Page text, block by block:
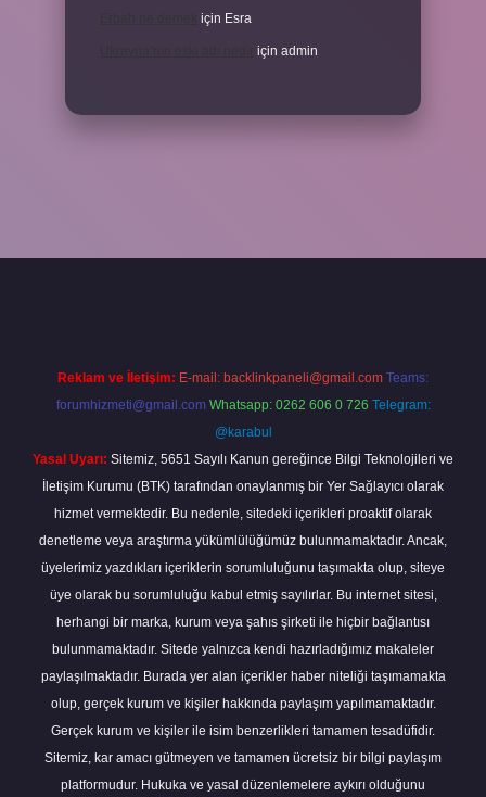
için Esra
için admin
Reklam ve İletişim: E-mail: backlinkpaneli@gmail.com Teams:
forumhizmeti@gmail.com Whatsapp: 0262 606 0 726 Telegram:
@karabul
Yasal Uyarı: Sitemiz, 5651 Sayılı Kanun gereğince Bilgi Teknolojileri ve
İletişim Kurumu (BTK) tarafından onaylanmış bir Yer Sağlayıcı olarak
hizmet vermektedir. Bu nedenle, sitedeki içerikleri proaktif olarak
denetleme veya araştırma yükümlülüğümüz bulunmamaktadır. Ancak,
üyelerimiz yazdıkları içeriklerin sorumluluğunu taşımakta olup, siteye
üye olarak bu sorumluluğu kabul etmiş sayılırlar. Bu internet sitesi,
herhangi bir marka, kurum veya şahıs şirketi ile hiçbir bağlantısı
bulunmamaktadır. Sitede yalnızca kendi hazırladığımız makaleler
paylaşılmaktadır. Burada yer alan içerikler haber niteliği taşımamakta
olup, gerçek kurum ve kişiler hakkında paylaşım yapılmamaktadır.
Gerçek kurum ve kişiler ile isim benzerlikleri tamamen tesadüfidir.
Sitemiz, kar amacı gütmeyen ve tamamen ücretsiz bir bilgi paylaşım
platformudur. Hukuka ve yasal düzenlemelere aykırı olduğunu